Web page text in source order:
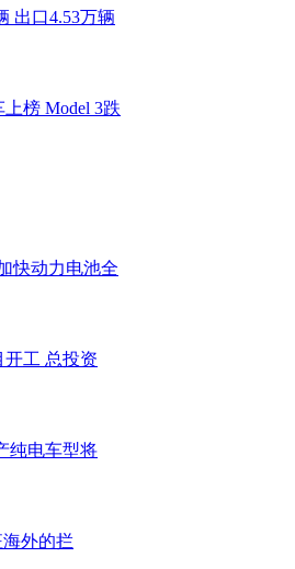
出口4.53万辆
榜 Model 3跌
快动力电池全
工 总投资
纯电车型将
外的拦